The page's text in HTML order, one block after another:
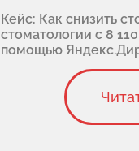
Кейс: Как снизить
стоматологии с 8
помощью